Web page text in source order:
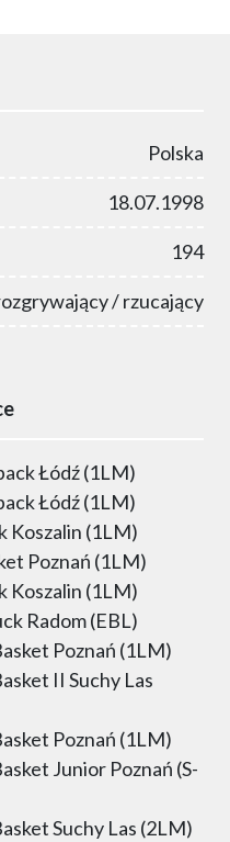
Polska
18.07.1998
194
/ rzucający
Łódź (1LM)
Łódź (1LM)
Koszalin (1LM)
Poznań (1LM)
Koszalin (1LM)
Radom (EBL)
Poznań (1LM)
II Suchy Las
Poznań (1LM)
Junior Poznań (S-
Suchy Las (2LM)